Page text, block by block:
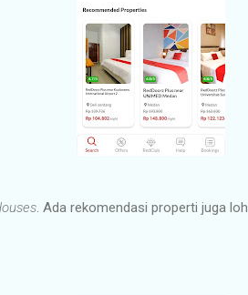
. Ada rekomendasi properti juga loh.